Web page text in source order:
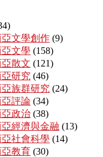
亞文學創作 (9)
文學 (158)
散文 (121)
研究 (46)
族群研究 (24)
評論 (34)
政治 (38)
經濟與金融 (13)
亞社會科學 (14)
教育 (30)